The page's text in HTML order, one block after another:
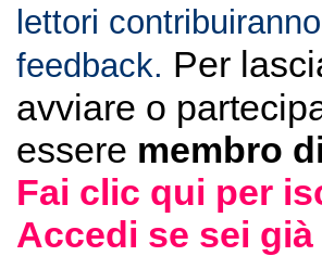
lettori
feedback. Per
avviare o
essere membro
Fai clic qui per
Accedi se sei